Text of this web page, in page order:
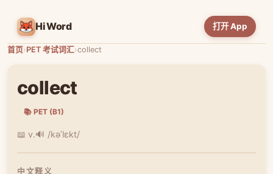
HiWord 打开 App
首页›PET 考试词汇›collect
collect
📚 PET (B1)
📖 v.🔊 /kəˈlɛkt/
中文释义